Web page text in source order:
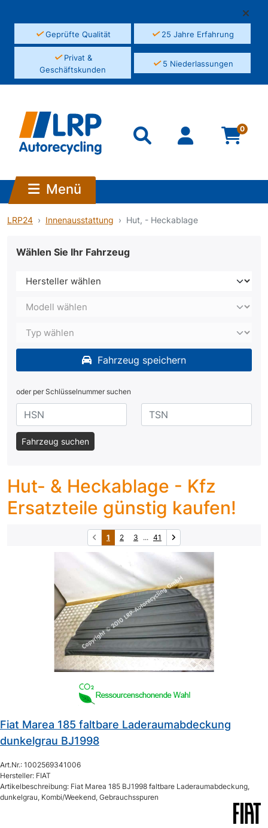
✓Geprüfte Qualität ✓25 Jahre Erfahrung
✓Privat &
Geschäftskunden
✓5 Niederlassungen
0
Menü
LRP24 Innenausstattung Hut, - Heckablage
Wählen Sie Ihr Fahrzeug
Fahrzeug speichern
oder per Schlüsselnummer suchen
Fahrzeug suchen
Hut- & Heckablage - Kfz
Ersatzteile günstig kaufen!
1 2 3 ... 41
Fiat Marea 185 faltbare Laderaumabdeckung
dunkelgrau BJ1998
Art.Nr.: 1002569341006
Hersteller: FIAT
Artikelbeschreibung: Fiat Marea 185 BJ1998 faltbare Laderaumabdeckung,
dunkelgrau, Kombi/Weekend, Gebrauchsspuren